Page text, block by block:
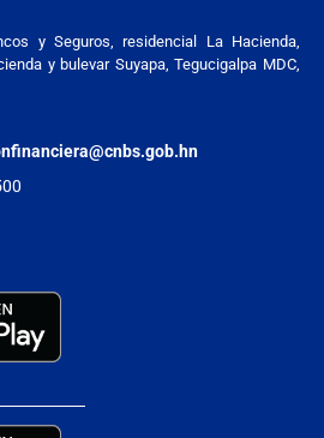
y Seguros, residencial La Hacienda,
y bulevar Suyapa, Tegucigalpa MDC,